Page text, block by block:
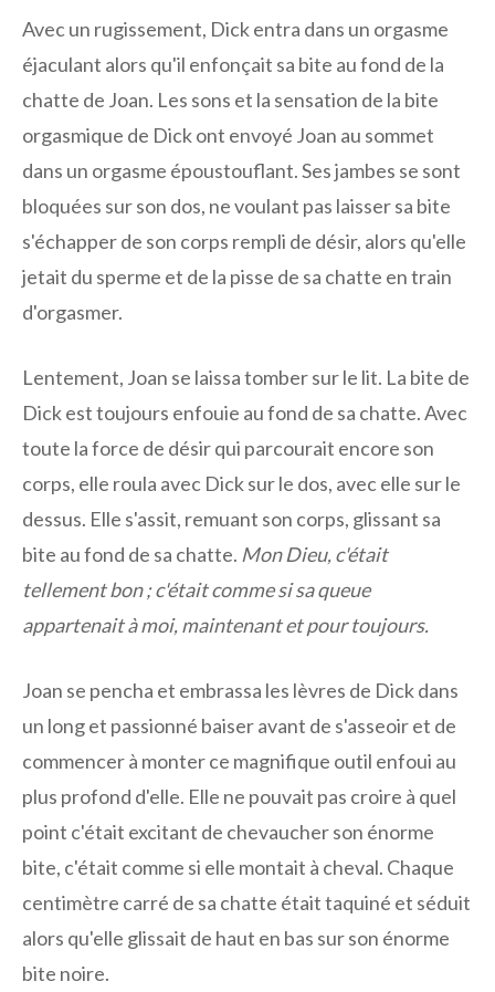
Avec un rugissement, Dick entra dans un orgasme
éjaculant alors qu'il enfonçait sa bite au fond de la
chatte de Joan. Les sons et la sensation de la bite
orgasmique de Dick ont ​​envoyé Joan au sommet
dans un orgasme époustouflant. Ses jambes se sont
bloquées sur son dos, ne voulant pas laisser sa bite
s'échapper de son corps rempli de désir, alors qu'elle
jetait du sperme et de la pisse de sa chatte en train
d'orgasmer.
Lentement, Joan se laissa tomber sur le lit. La bite de
Dick est toujours enfouie au fond de sa chatte. Avec
toute la force de désir qui parcourait encore son
corps, elle roula avec Dick sur le dos, avec elle sur le
dessus. Elle s'assit, remuant son corps, glissant sa
bite au fond de sa chatte. Mon Dieu, c'était
tellement bon ; c'était comme si sa queue
appartenait à moi, maintenant et pour toujours.
Joan se pencha et embrassa les lèvres de Dick dans
un long et passionné baiser avant de s'asseoir et de
commencer à monter ce magnifique outil enfoui au
plus profond d'elle. Elle ne pouvait pas croire à quel
point c'était excitant de chevaucher son énorme
bite, c'était comme si elle montait à cheval. Chaque
centimètre carré de sa chatte était taquiné et séduit
alors qu'elle glissait de haut en bas sur son énorme
bite noire.